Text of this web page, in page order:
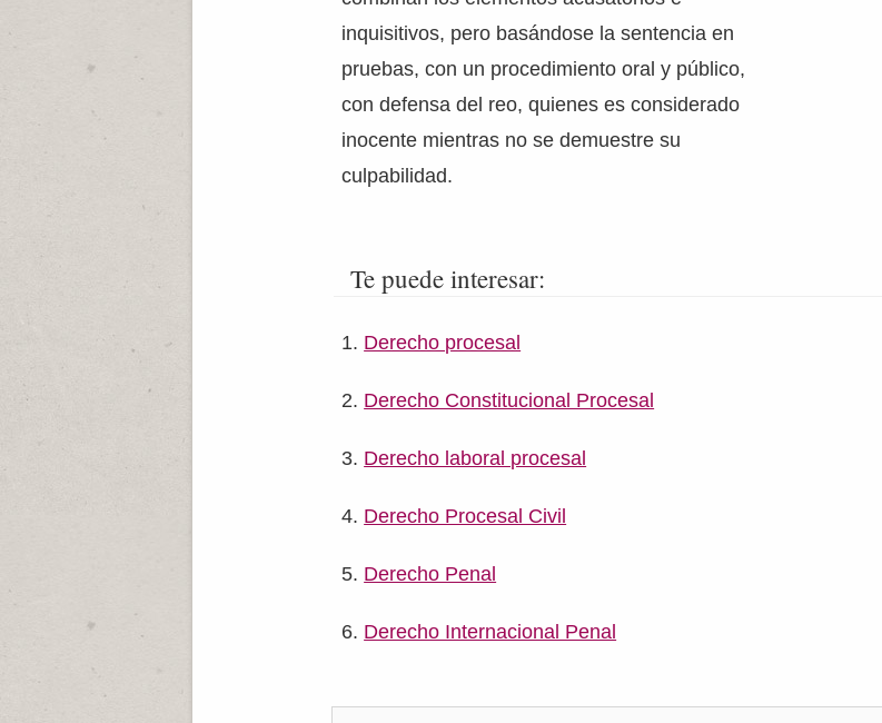
inquisitivos, pero basándose la sentencia en
pruebas, con un procedimiento oral y público,
con defensa del reo, quienes es considerado
inocente mientras no se demuestre su
culpabilidad.
Te puede interesar:
Derecho procesal
Derecho Constitucional Procesal
Derecho laboral procesal
Derecho Procesal Civil
Derecho Penal
Derecho Internacional Penal